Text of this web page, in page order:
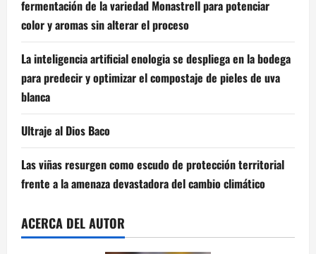
fermentación de la variedad Monastrell para potenciar
color y aromas sin alterar el proceso
La inteligencia artificial enologia se despliega en la bodega
para predecir y optimizar el compostaje de pieles de uva
blanca
Ultraje al Dios Baco
Las viñas resurgen como escudo de protección territorial
frente a la amenaza devastadora del cambio climático
ACERCA DEL AUTOR